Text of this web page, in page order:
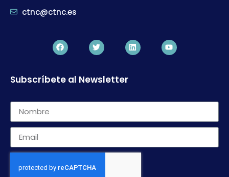
ctnc@ctnc.es
Subscríbete al Newsletter